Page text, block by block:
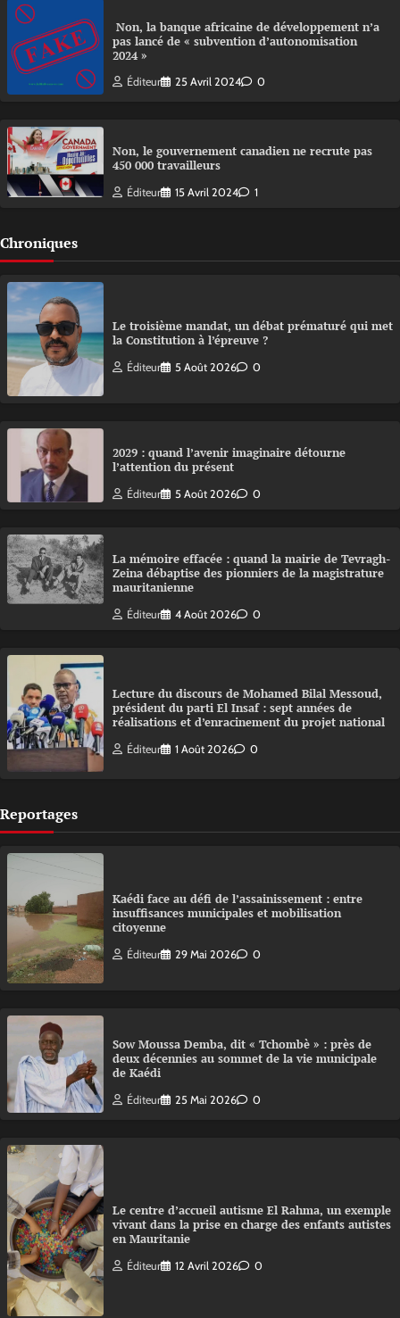
Non, la banque africaine de développement n’a
pas lancé de « subvention d’autonomisation
2024 »
Éditeur 25 Avril 2024 0
Non, le gouvernement canadien ne recrute pas
450 000 travailleurs
Éditeur 15 Avril 2024 1
Chroniques
Le troisième mandat, un débat prématuré qui met
la Constitution à l’épreuve ?
Éditeur 5 Août 2026 0
2029 : quand l’avenir imaginaire détourne
l’attention du présent
Éditeur 5 Août 2026 0
La mémoire effacée : quand la mairie de Tevragh-
Zeina débaptise des pionniers de la magistrature
mauritanienne
Éditeur 4 Août 2026 0
Lecture du discours de Mohamed Bilal Messoud,
président du parti El Insaf : sept années de
réalisations et d’enracinement du projet national
Éditeur 1 Août 2026 0
Reportages
Kaédi face au défi de l’assainissement : entre
insuffisances municipales et mobilisation
citoyenne
Éditeur 29 Mai 2026 0
Sow Moussa Demba, dit « Tchombè » : près de
deux décennies au sommet de la vie municipale
de Kaédi
Éditeur 25 Mai 2026 0
Le centre d’accueil autisme El Rahma, un exemple
vivant dans la prise en charge des enfants autistes
en Mauritanie
Éditeur 12 Avril 2026 0